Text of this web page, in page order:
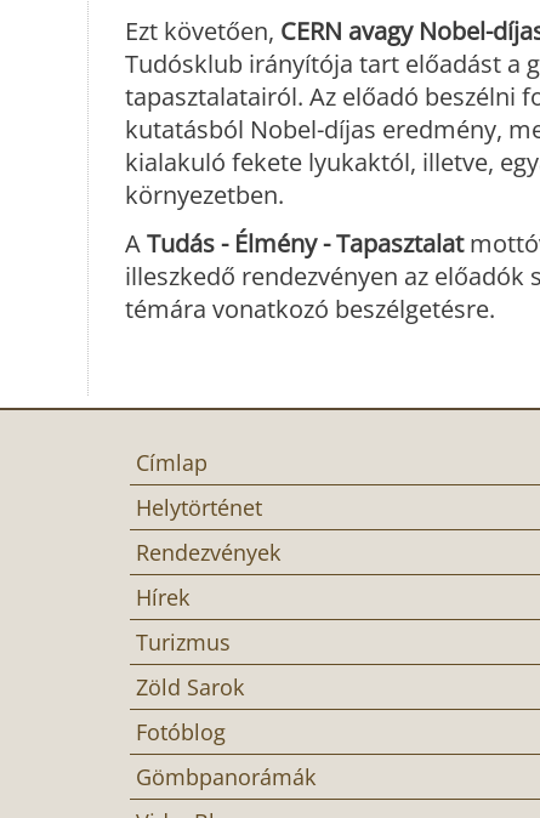
Ezt követően, CERN avagy Nobel-
Tudósklub irányítója tart előadást a
tapasztalatairól. Az előadó beszélni
kutatásból Nobel-díjas eredmény,
kialakuló fekete lyukaktól, illetve,
környezetben.
ATudás - Élmény - Tapasztalat
illeszkedő rendezvényen az
témára vonatkozó beszélgetésre.
Címlap
Helytörténet
Rendezvények
Hírek
Turizmus
Zöld Sarok
Fotóblog
Gömbpanorámák